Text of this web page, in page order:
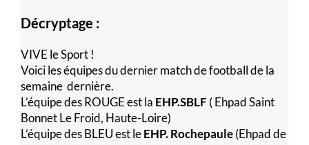
Décryptage :
VIVE le Sport !
Voici les équipes du dernier match de football de la
semaine dernière.
L’équipe des ROUGE est la EHP.SBLF ( Ehpad Saint
Bonnet Le Froid, Haute-Loire)
L’équipe des BLEU est leEHP. Rochepaule(Ehpad de